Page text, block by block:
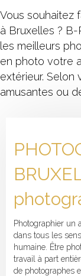
Vous souhaitez
à Bruxelles ?
les meilleurs
en photo votre
extérieur. Selon
amusantes ou
Photographier un
dans tous les
humaine. Être
travail à part
de photographes